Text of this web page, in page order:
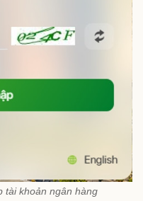
tài khoản ngân hàng